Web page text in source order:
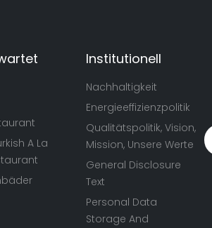
A La
Institutionell
Nachhaltigkeit
Energieeffizienzpolitik
Qualitätspolitik, Vision,
Mission, Unsere Werte
General Disclosure
Text
Personal Data
Storage And